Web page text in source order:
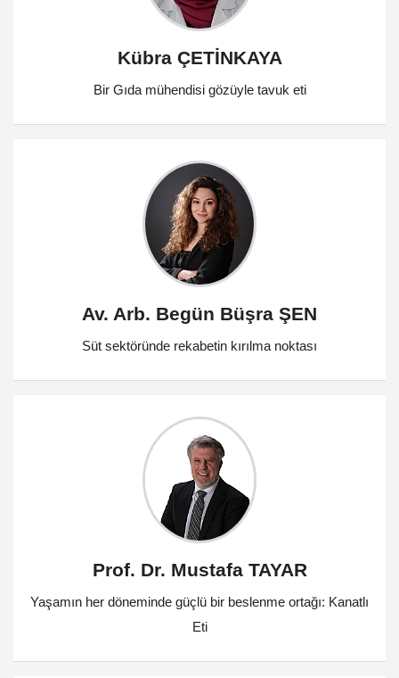
Kübra ÇETİNKAYA
Bir Gıda mühendisi gözüyle tavuk eti
Av. Arb. Begün Büşra ŞEN
Süt sektöründe rekabetin kırılma noktası
Prof. Dr. Mustafa TAYAR
Yaşamın her döneminde güçlü bir beslenme ortağı: Kanatlı
Eti